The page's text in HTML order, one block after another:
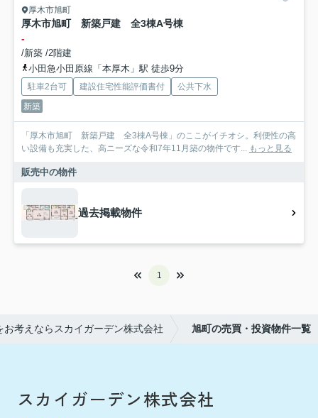
厚木市旭町
厚木市旭町 新築戸建 全3棟A号棟
-
/新築 /2階建
小田急小田原線「本厚木」駅 徒歩9分
駐車2台可 建設住宅性能評価書付
公共下水
新築
「厚木市旭町 新築戸建 全3棟A号棟」のここがイチオシ。利便性の高
い設備も充実した、高ニーズな令和7年11月築の物件です...
もっと見る
販売中の物件
過去掲載物件
1
お考えならスカイガーデン株式会社 旭町の売買・投資物件一覧
スカイガーデン株式会社